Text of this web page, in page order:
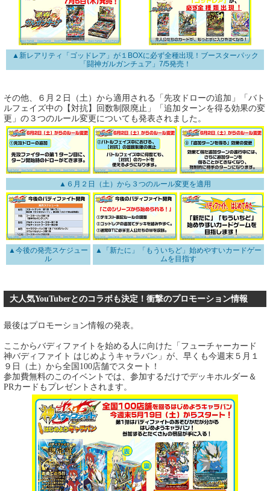
▲新レアリティ「ゴッドレア」が１BOXに必ず全種出現！ブースターパック
「闘神ガルガンチュア」7/5発売！
その他、６月２日（土）から適用される「先攻ドローの追加」「バト
ルフェイズ中の【対抗】回数制限廃止」「追加ターンを得る効果の変
更」の３つのルール変更についても発表されました。
▲６月２日（土）から３つのルール変更を適用
▲今後の発売スケジュー
ル
▲「新たに」「もういちど」始めやすいカードゲー
ムを目指す
大人気YouTuberとのコラボも決定！衝撃のプロモーション情報
最後はプロモーション情報の発表。
ここからバディファイトを始める人に向けた「フューチャーカード
神バディファイト はじめようキャラバン」が、早くも今週末５月１
９日（土）から全国100店舗でスタート！
参加費無料のこのイベントでは、参加するだけでデッキホルダー＆
PRカードもプレゼントされます。